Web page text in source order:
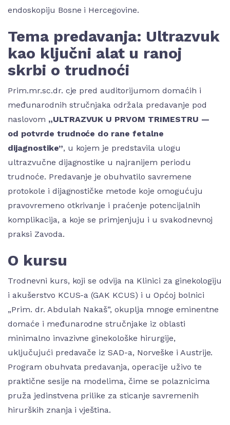
endoskopiju Bosne i Hercegovine.
Tema predavanja: Ultrazvuk
kao ključni alat u ranoj
skrbi o trudnoći
Prim.mr.sc.dr. cje pred auditorijumom domaćih i
međunarodnih stručnjaka održala predavanje pod
naslovom „ULTRAZVUK U PRVOM TRIMESTRU —
od potvrde trudnoće do rane fetalne
dijagnostike”, u kojem je predstavila ulogu
ultrazvučne dijagnostike u najranijem periodu
trudnoće. Predavanje je obuhvatilo savremene
protokole i dijagnostičke metode koje omogućuju
pravovremeno otkrivanje i praćenje potencijalnih
komplikacija, a koje se primjenjuju i u svakodnevnoj
praksi Zavoda.
O kursu
Trodnevni kurs, koji se odvija na Klinici za ginekologiju
i akušerstvo KCUS-a (GAK KCUS) i u Općoj bolnici
„Prim. dr. Abdulah Nakaš”, okuplja mnoge eminentne
domaće i međunarodne stručnjake iz oblasti
minimalno invazivne ginekološke hirurgije,
uključujući predavače iz SAD-a, Norveške i Austrije.
Program obuhvata predavanja, operacije uživo te
praktične sesije na modelima, čime se polaznicima
pruža jedinstvena prilike za sticanje savremenih
hirurških znanja i vještina.